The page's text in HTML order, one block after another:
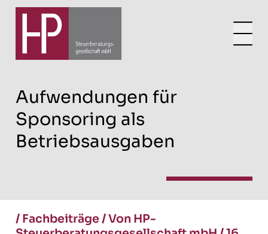
Aufwendungen für
Sponsoring als
Betriebsausgaben
/ Fachbeiträge/Von HP-